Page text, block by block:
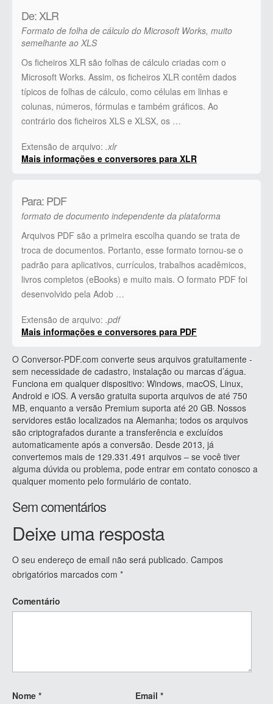
De: XLR
Formato de folha de cálculo do Microsoft Works, muito
semelhante ao XLS
Os ficheiros XLR são folhas de cálculo criadas com o
Microsoft Works. Assim, os ficheiros XLR contêm dados
típicos de folhas de cálculo, como células em linhas e
colunas, números, fórmulas e também gráficos. Ao
contrário dos ficheiros XLS e XLSX, os …
Extensão de arquivo: .xlr
Mais informações e conversores para XLR
Para: PDF
formato de documento independente da plataforma
Arquivos PDF são a primeira escolha quando se trata de
troca de documentos. Portanto, esse formato tornou-se o
padrão para aplicativos, currículos, trabalhos acadêmicos,
livros completos (eBooks) e muito mais. O formato PDF foi
desenvolvido pela Adob …
Extensão de arquivo: .pdf
Mais informações e conversores para PDF
O Conversor-PDF.com converte seus arquivos gratuitamente -
sem necessidade de cadastro, instalação ou marcas d’água.
Funciona em qualquer dispositivo: Windows, macOS, Linux,
Android e iOS. A versão gratuita suporta arquivos de até 750
MB, enquanto a versão Premium suporta até 20 GB. Nossos
servidores estão localizados na Alemanha; todos os arquivos
são criptografados durante a transferência e excluídos
automaticamente após a conversão. Desde 2013, já
convertemos mais de 129.331.491 arquivos – se você tiver
alguma dúvida ou problema, pode entrar em contato conosco a
qualquer momento pelo formulário de contato.
Sem comentários
Deixe uma resposta
O seu endereço de email não será publicado. Campos
obrigatórios marcados com *
Comentário
Nome * Email *